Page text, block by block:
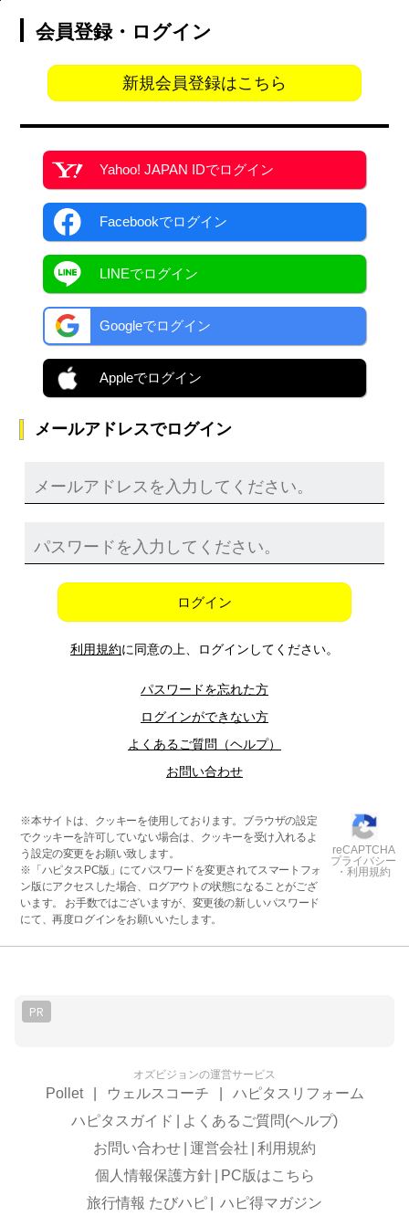
会員登録・ログイン
新規会員登録はこちら
Yahoo! JAPAN IDでログイン
Facebookでログイン
LINEでログイン
Googleでログイン
Appleでログイン
メールアドレスでログイン
ログイン
利用規約に同意の上、ログインしてください。
パスワードを忘れた方
ログインができない方
よくあるご質問（ヘルプ）
お問い合わせ
※本サイトは、クッキーを使用しております。ブラウザの設定
でクッキーを許可していない場合は、クッキーを受け入れるよ
う設定の変更をお願い致します。
※「ハピタスPC版」にてパスワードを変更されてスマートフォ
ン版にアクセスした場合、ログアウトの状態になることがござ
います。 お手数ではございますが、変更後の新しいパスワード
にて、再度ログインをお願いいたします。
reCAPTCHA
プライバシー
・利用規約
PR
オズビジョンの運営サービス
Pollet ウェルスコーチ
ハピタスリフォーム
ハピタスガイド
よくあるご質問(ヘルプ)
お問い合わせ 運営会社
利用規約
個人情報保護方針
PC版はこちら
旅行情報 たびハピ
ハピ得マガジン